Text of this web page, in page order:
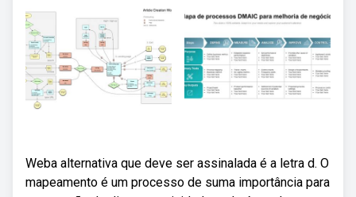
Weba alternativa que deve ser assinalada é a letra d. O
mapeamento é um processo de suma importância para